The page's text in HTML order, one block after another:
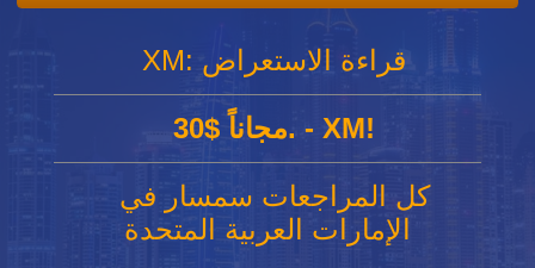
XM: قراءة الاستعراض
30$ مجاناً. - XM!
كل المراجعات سمسار في
الإمارات العربية المتحدة